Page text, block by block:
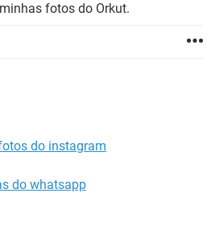
GMAIL
fotos do Orkut.
do instagram
do whatsapp